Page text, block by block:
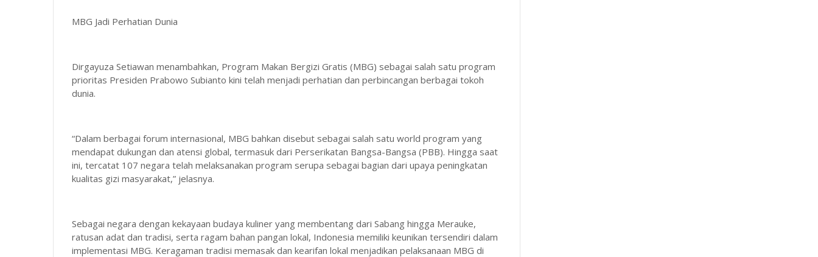
MBG Jadi Perhatian Dunia
Dirgayuza Setiawan menambahkan, Program Makan Bergizi Gratis (MBG) sebagai salah satu program
prioritas Presiden Prabowo Subianto kini telah menjadi perhatian dan perbincangan berbagai tokoh
dunia.
“Dalam berbagai forum internasional, MBG bahkan disebut sebagai salah satu world program yang
mendapat dukungan dan atensi global, termasuk dari Perserikatan Bangsa-Bangsa (PBB). Hingga saat
ini, tercatat 107 negara telah melaksanakan program serupa sebagai bagian dari upaya peningkatan
kualitas gizi masyarakat,” jelasnya.
Sebagai negara dengan kekayaan budaya kuliner yang membentang dari Sabang hingga Merauke,
ratusan adat dan tradisi, serta ragam bahan pangan lokal, Indonesia memiliki keunikan tersendiri dalam
implementasi MBG. Keragaman tradisi memasak dan kearifan lokal menjadikan pelaksanaan MBG di